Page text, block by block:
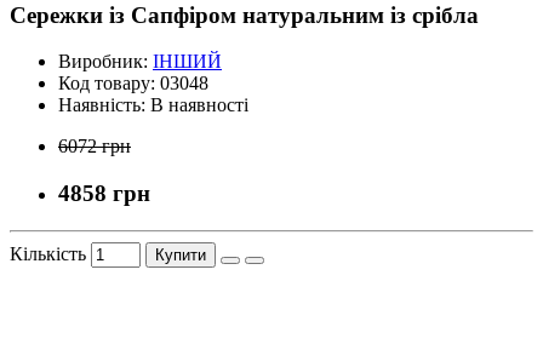
Сережки із Сапфіром натуральним із срібла
Виробник: ІНШИЙ
Код товару: 03048
Наявність: В наявності
6072 грн
4858 грн
Кількість Купити